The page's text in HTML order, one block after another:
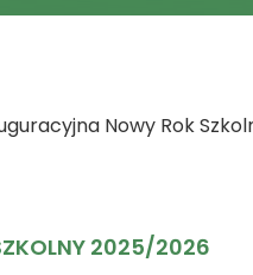
Nowy Rok
2025/2026